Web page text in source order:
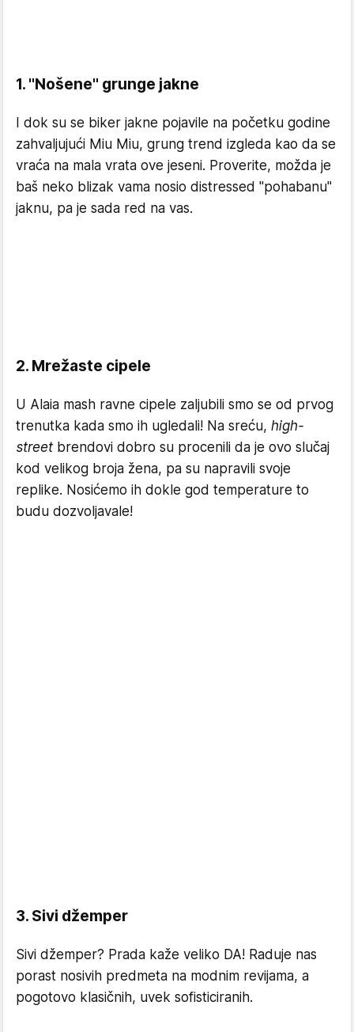
1. "Nošene" grunge jakne
I dok su se biker jakne pojavile na početku godine
zahvaljujući Miu Miu, grung trend izgleda kao da se
vraća na mala vrata ove jeseni. Proverite, možda je
baš neko blizak vama nosio distressed "pohabanu"
jaknu, pa je sada red na vas.
2. Mrežaste cipele
U Alaia mash ravne cipele zaljubili smo se od prvog
trenutka kada smo ih ugledali! Na sreću, high-
street brendovi dobro su procenili da je ovo slučaj
kod velikog broja žena, pa su napravili svoje
replike. Nosićemo ih dokle god temperature to
budu dozvoljavale!
3. Sivi džemper
Sivi džemper? Prada kaže veliko DA! Raduje nas
porast nosivih predmeta na modnim revijama, a
pogotovo klasičnih, uvek sofisticiranih.